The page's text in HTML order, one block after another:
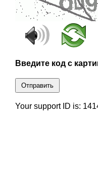
Введите код с
Отправить
Your support ID is: